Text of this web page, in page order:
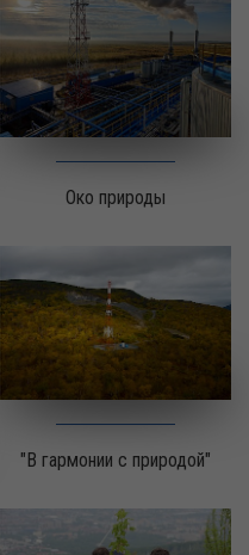
Око природы
"В гармонии с природой"